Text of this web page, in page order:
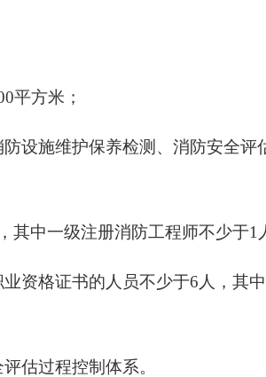
平方米；
防设施维护保养检测、消防安全
其中一级注册消防工程师不少于1
业资格证书的人员不少于6人，其
估过程控制体系。